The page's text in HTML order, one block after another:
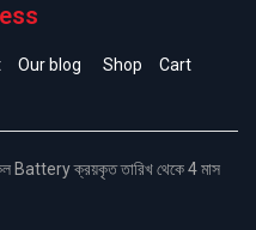
Our blog Shop Cart
Battery ক্রয়কৃত তারিখ থেকে 4 মাস